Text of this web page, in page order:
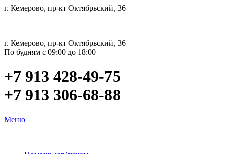
г. Кемерово, пр-кт Октябрьский, 36
г. Кемерово, пр-кт Октябрьский, 36
По будням с 09:00 до 18:00
+7 913 428-49-75
+7 913 306-68-88
Меню